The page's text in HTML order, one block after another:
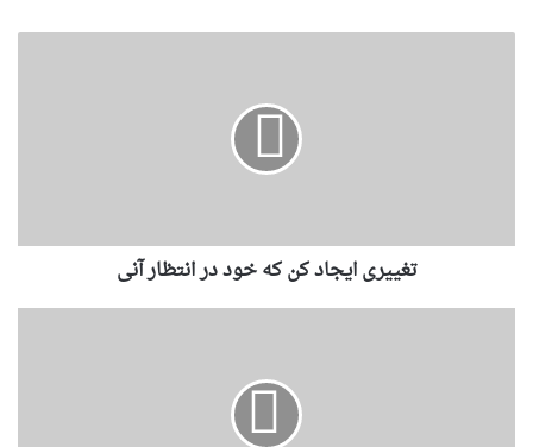
تغییری ایجاد کن که خود در انتظار آنی